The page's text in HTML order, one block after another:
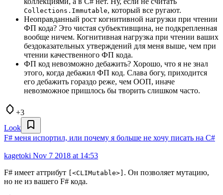
Collections.Immutable, который все ругают.
Неоправданный рост когнитивной нагрузки при чтении
ФП кода? Это чистая субъективщина, не подкрепленная
вообще ничем. Когнитивная нагрузка при чтении ваших
бездоказательных утверждений для меня выше, чем при
чтении качественного ФП кода.
ФП код невозможно дебажить? Хорошо, что я не знал
этого, когда дебажил ФП код. Слава богу, приходится
его дебажить гораздо реже, чем ООП, иначе
невозможное пришлось бы творить слишком часто.
+3
Look
F# меня испортил, или почему я больше не хочу писать на C#
kagetoki Nov 7 2018 at 14:53
F# имеет аттрибут
[<CLIMutable>] . Он позволяет мутацию,
но не из вашего F# кода.